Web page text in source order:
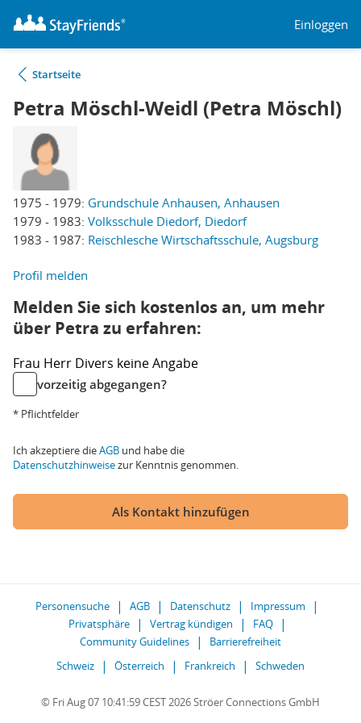
Einloggen
Startseite
Petra Möschl-Weidl (Petra Möschl)
1975 - 1979: Grundschule Anhausen, Anhausen
1979 - 1983: Volksschule Diedorf, Diedorf
1983 - 1987: Reischlesche Wirtschaftsschule, Augsburg
Profil melden
Melden Sie sich kostenlos an, um mehr
über Petra zu erfahren:
Frau Herr Divers keine Angabe
vorzeitig abgegangen?
* Pflichtfelder
Ich akzeptiere dieAGB und habe die
Datenschutzhinweisezur Kenntnis genommen.
Als Kontakt hinzufügen
Personensuche AGB Datenschutz
Impressum
Privatsphäre
Vertrag kündigen
FAQ
Community Guidelines
Barrierefreiheit
Schweiz
Österreich Frankreich Schweden
© Fri Aug 07 10:41:59 CEST 2026 Ströer Connections GmbH